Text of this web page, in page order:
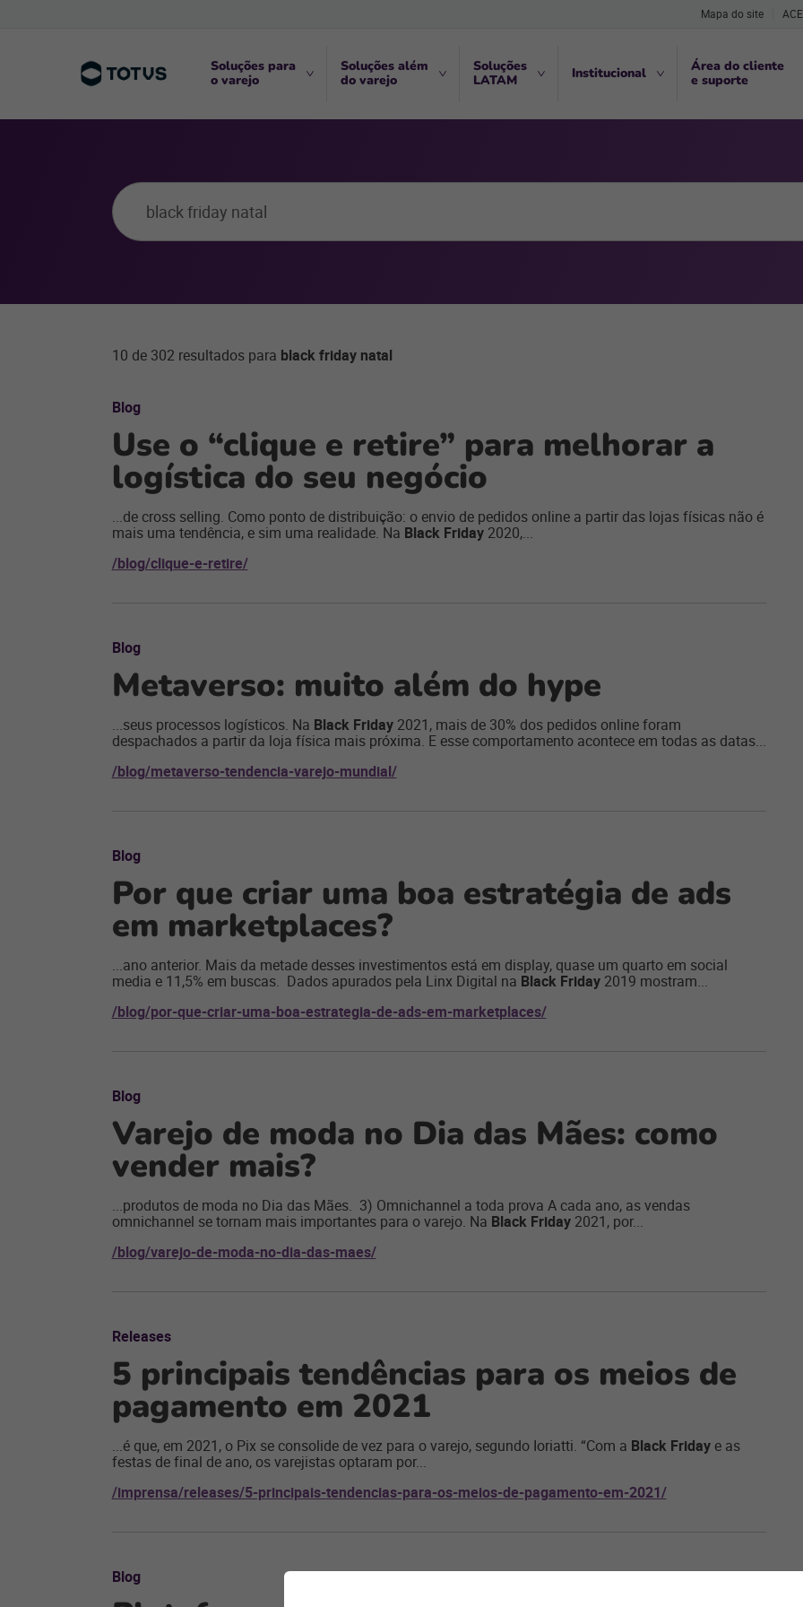
Mapa do site
Soluções para
o varejo
Soluções além
do varejo
Soluções
LATAM
Institucional
Área do cliente
e suporte
10 de 302 resultados para black friday natal
Blog
Use o “clique e retire” para melhorar a
logística do seu negócio
...de cross selling. Como ponto de distribuição: o envio de pedidos online a partir das lojas físicas não é
mais uma tendência, e sim uma realidade. Na Black Friday2020,...
/blog/clique-e-retire/
Blog
Metaverso: muito além do hype
...seus processos logísticos. Na Black Friday2021, mais de 30% dos pedidos online foram
despachados a partir da loja física mais próxima. E esse comportamento acontece em todas as datas...
/blog/metaverso-tendencia-varejo-mundial/
Blog
Por que criar uma boa estratégia de ads
em marketplaces?
...ano anterior. Mais da metade desses investimentos está em display, quase um quarto em social
media e 11,5% em buscas. Dados apurados pela Linx Digital na Black Friday2019 mostram...
/blog/por-que-criar-uma-boa-estrategia-de-ads-em-marketplaces/
Blog
Varejo de moda no Dia das Mães: como
vender mais?
...produtos de moda no Dia das Mães. 3) Omnichannel a toda prova A cada ano, as vendas
omnichannel se tornam mais importantes para o varejo. Na Black Friday2021, por...
/blog/varejo-de-moda-no-dia-das-maes/
Releases
5 principais tendências para os meios de
pagamento em 2021
...é que, em 2021, o Pix se consolide de vez para o varejo, segundo Ioriatti. “Com a Black Fridaye as
festas de final de ano, os varejistas optaram por...
/imprensa/releases/5-principais-tendencias-para-os-meios-de-pagamento-em-2021/
Blog